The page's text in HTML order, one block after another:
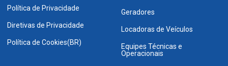
Política de Privacidade
Diretivas de Privacidade
Política de Cookies(BR)
Geradores
Locadoras de Veículos
Equipes Técnicas e
Operacionais